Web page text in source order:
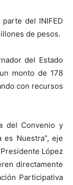
del INIFED
de pesos.
del Estado
monto de 178
con recursos
del Convenio y
es Nuestra”, eje
López
directamente
Participativa